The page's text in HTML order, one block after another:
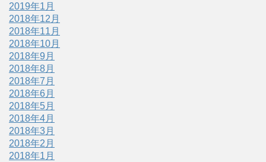
2019年1月
2018年12月
2018年11月
2018年10月
2018年9月
2018年8月
2018年7月
2018年6月
2018年5月
2018年4月
2018年3月
2018年2月
2018年1月